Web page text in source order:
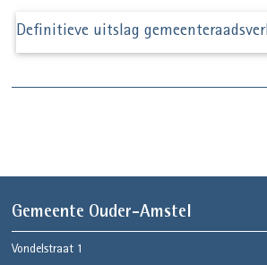
Definitieve uitslag
Gemeente Ouder-Amstel
Vondelstraat 1